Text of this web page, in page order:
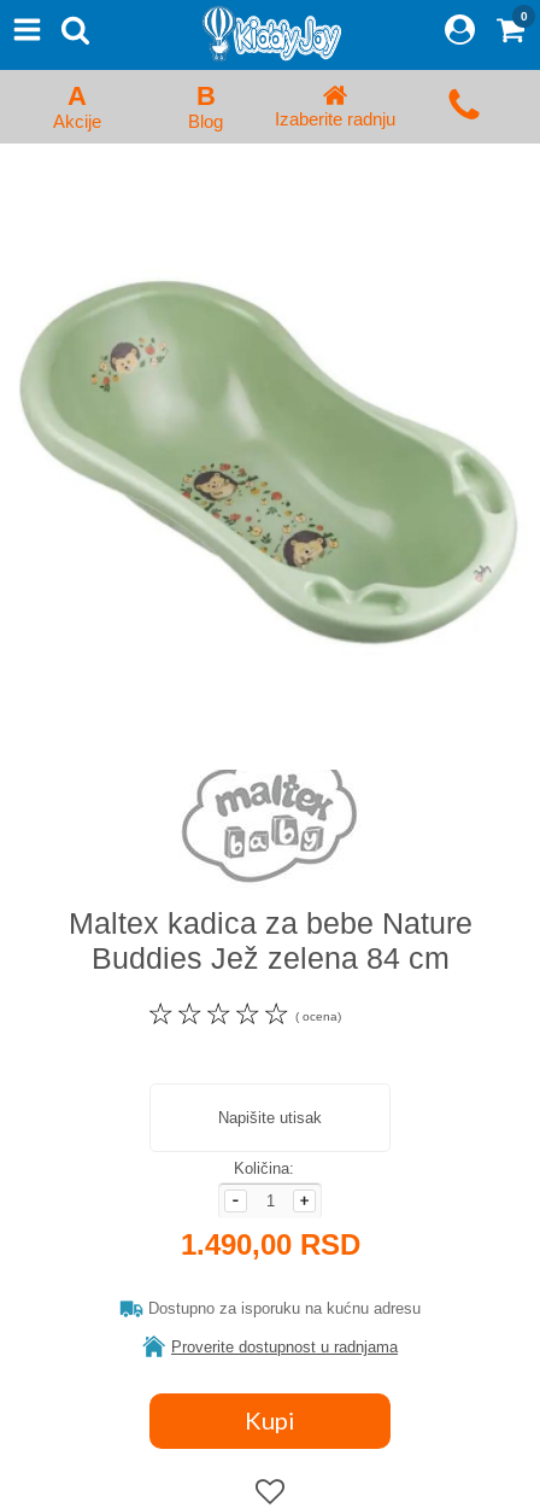
Proizvodi
Početna Prijava/Registracija
Kolica za bebe i dečija kolica
Kadice, noše i adapteri
Hranilice, flašice i cucle
Monitori, Ogradice i tricikli
Posteljine, vrećice i baldahini
0
A
Akcije
B
Blog Izaberite radnju
Maltex kadica za bebe Nature
Buddies Jež zelena 84 cm
☆
☆
☆
☆
☆ ( ocena)
Napišite utisak
Količina:
1.490,00 RSD
Dostupno za isporuku na kućnu adresu
Proverite dostupnost u radnjama